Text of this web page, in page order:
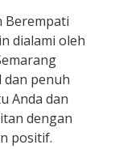
Berempati
dialami oleh
dan penuh
Anda dan
dengan
positif.